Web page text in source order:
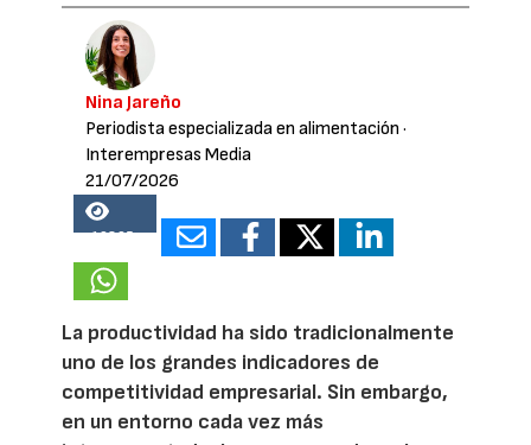
Nina Jareño
Periodista especializada en alimentación ·
Interempresas Media
21/07/2026
19895
La productividad ha sido tradicionalmente
uno de los grandes indicadores de
competitividad empresarial. Sin embargo,
en un entorno cada vez más